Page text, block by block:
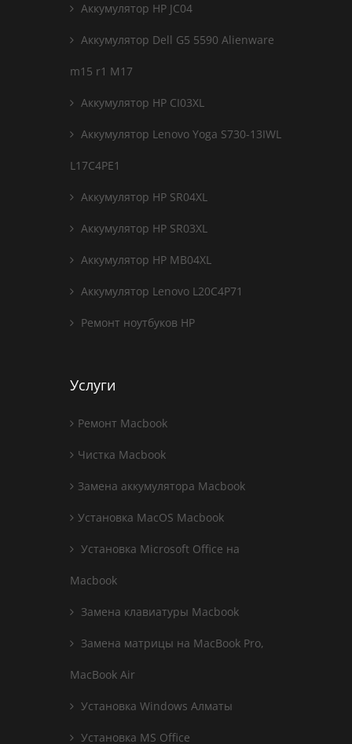
Аккумулятор HP JC04
Аккумулятор Dell G5 5590 Alienware
m15 r1 M17
Аккумулятор HP CI03XL
Аккумулятор Lenovo Yoga S730-13IWL
L17C4PE1
Аккумулятор HP SR04XL
Аккумулятор HP SR03XL
Аккумулятор HP MB04XL
Аккумулятор Lenovo L20C4P71
Ремонт ноутбуков HP
Услуги
Ремонт Macbook
Чистка Macbook
Замена аккумулятора Macbook
Установка MacOS Macbook
Установка Microsoft Office на
Macbook
Замена клавиатуры Macbook
Замена матрицы на MacBook Pro,
MacBook Air
Установка Windows Алматы
Установка MS Office